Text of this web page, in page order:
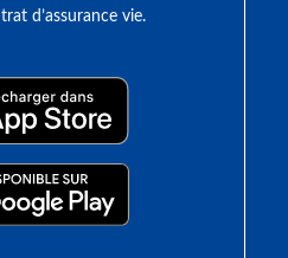
d’assurance vie.